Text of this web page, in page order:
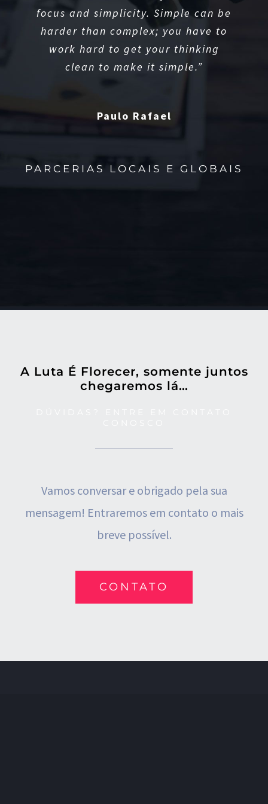
focus and simplicity. Simple can be
harder than complex; you have to
work hard to get your thinking
clean to make it simple.”
Paulo Rafael
turns out pretty good, then you
should go do something else
wonderful, not dwell on it for too
long. Just figure out what’s next.”
Almir Rosa
PARCERIAS LOCAIS E GLOBAIS
A Luta É Florecer, somente juntos
chegaremos lá…
Vamos conversar e obrigado pela sua
mensagem! Entraremos em contato o mais
breve possível.
CONTATO